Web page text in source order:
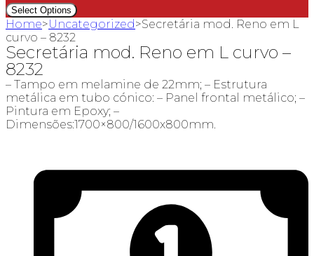
Select Options
Home>Uncategorized>Secretária mod. Reno em L
curvo – 8232
Secretária mod. Reno em L curvo –
8232
– Tampo em melamine de 22mm; – Estrutura
metálica em tubo cónico: – Panel frontal metálico; –
Pintura em Epoxy; –
Dimensões:1700×800/1600x800mm.